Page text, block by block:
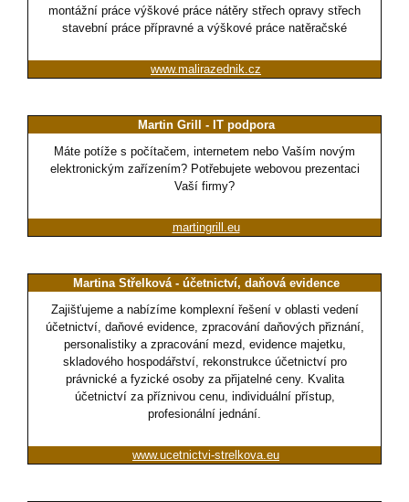
montážní práce výškové práce nátěry střech opravy střech
stavební práce přípravné a výškové práce natěračské
www.malirazednik.cz
Martin Grill - IT podpora
Máte potíže s počítačem, internetem nebo Vaším novým
elektronickým zařízením? Potřebujete webovou prezentaci
Vaší firmy?
martingrill.eu
Martina Střelková - účetnictví, daňová evidence
Zajišťujeme a nabízíme komplexní řešení v oblasti vedení
účetnictví, daňové evidence, zpracování daňových přiznání,
personalistiky a zpracování mezd, evidence majetku,
skladového hospodářství, rekonstrukce účetnictví pro
právnické a fyzické osoby za přijatelné ceny. Kvalita
účetnictví za příznivou cenu, individuální přístup,
profesionální jednání.
www.ucetnictvi-strelkova.eu